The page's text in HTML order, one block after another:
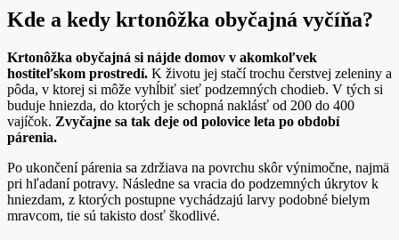
Kde a kedy krtonôžka obyčajná vyčíňa?
Krtonôžka obyčajná si nájde domov v akomkoľvek
hostiteľskom prostredí. K životu jej stačí trochu čerstvej zeleniny a
pôda, v ktorej si môže vyhĺbiť sieť podzemných chodieb. V tých si
buduje hniezda, do ktorých je schopná naklásť od 200 do 400
vajíčok. Zvyčajne sa tak deje od polovice leta po období
párenia.
Po ukončení párenia sa zdržiava na povrchu skôr výnimočne, najmä
pri hľadaní potravy. Následne sa vracia do podzemných úkrytov k
hniezdam, z ktorých postupne vychádzajú larvy podobné bielym
mravcom, tie sú takisto dosť škodlivé.